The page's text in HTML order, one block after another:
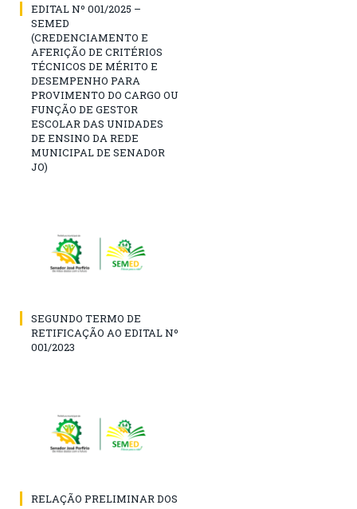
EDITAL Nº 001/2025 –
SEMED
(CREDENCIAMENTO E
AFERIÇÃO DE CRITÉRIOS
TÉCNICOS DE MÉRITO E
DESEMPENHO PARA
PROVIMENTO DO CARGO OU
FUNÇÃO DE GESTOR
ESCOLAR DAS UNIDADES
DE ENSINO DA REDE
MUNICIPAL DE SENADOR
JO)
SEGUNDO TERMO DE
RETIFICAÇÃO AO EDITAL Nº
001/2023
RELAÇÃO PRELIMINAR DOS